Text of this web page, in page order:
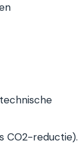
CO2-reductie).